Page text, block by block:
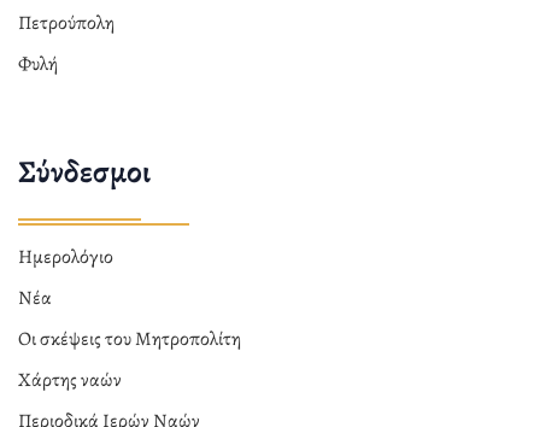
Πετρούπολη
Φυλή
Σύνδεσμοι
Ημερολόγιο
Νέα
Οι σκέψεις του Μητροπολίτη
Χάρτης ναών
Περιοδικά Ιερών Ναών